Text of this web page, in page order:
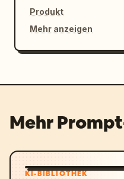
Produkt
Mehr anzeigen
Mehr
KI-BIBLIOTHEK